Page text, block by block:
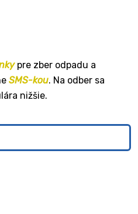
pre zber odpadu a
SMS-kou. Na odber sa
nižšie.